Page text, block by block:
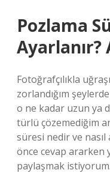
Pozlama
Ayarlanır?
Fotoğrafçılıkla
zorlandığım
o ne kadar uzun ya
türlü çözemediğim
süresi nedir ve nasıl
önce cevap ararken
paylaşmak